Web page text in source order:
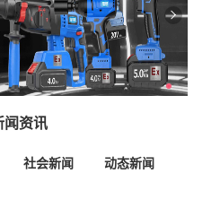
闻资讯
社会新闻
动态新闻